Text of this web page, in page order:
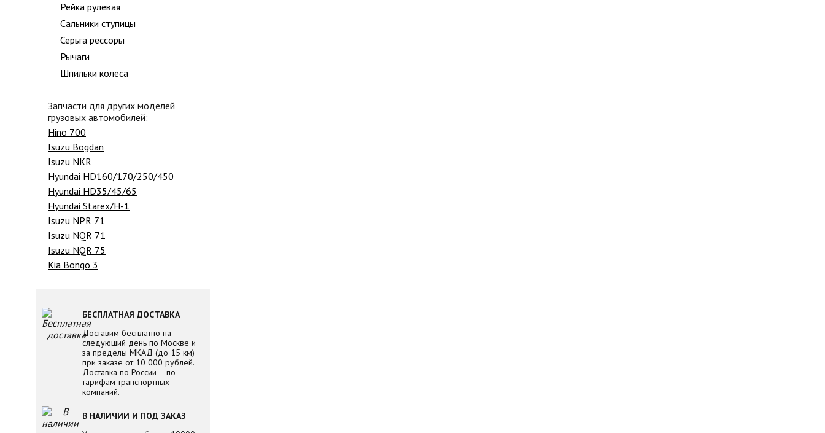
Рейка рулевая
Сальники ступицы
Серьга рессоры
Рычаги
Шпильки колеса
Запчасти для других моделей
грузовых автомобилей:
Hino 700
Isuzu Bogdan
Isuzu NKR
Hyundai HD160/170/250/450
Hyundai HD35/45/65
Hyundai Starex/H-1
Isuzu NPR 71
Isuzu NQR 71
Isuzu NQR 75
Kia Bongo 3
БЕСПЛАТНАЯ ДОСТАВКА
Доставим бесплатно на
следующий день по Москве и
за пределы МКАД (до 15 км)
при заказе от 10 000 рублей.
Доставка по России – по
тарифам транспортных
компаний.
В НАЛИЧИИ И ПОД ЗАКАЗ